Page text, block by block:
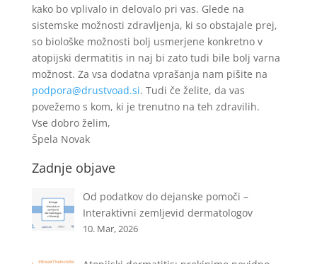
kako bo vplivalo in delovalo pri vas. Glede na
sistemske možnosti zdravljenja, ki so obstajale prej,
so biološke možnosti bolj usmerjene konkretno v
atopijski dermatitis in naj bi zato tudi bile bolj varna
možnost. Za vsa dodatna vprašanja nam pišite na
podpora@drustvoad.si. Tudi če želite, da vas
povežemo s kom, ki je trenutno na teh zdravilih.
Vse dobro želim,
Špela Novak
Zadnje objave
Od podatkov do dejanske pomoči –
Interaktivni zemljevid dermatologov
10. Mar, 2026